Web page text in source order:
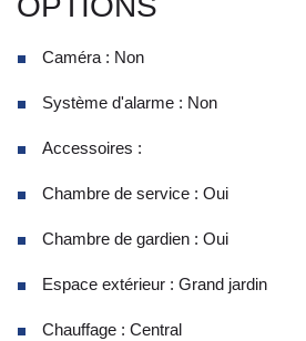
Caméra : Non
Système d'alarme : Non
Accessoires :
Chambre de service : Oui
Chambre de gardien : Oui
Espace extérieur : Grand jardin
Chauffage : Central